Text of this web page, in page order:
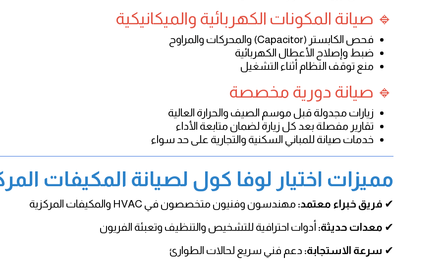
🔹 صيانة المكونات الكهربائية والميكانيكية
فحص الكابستر (Capacitor) والمحركات والمراوح
ضبط وإصلاح الأعطال الكهربائية
منع توقف النظام أثناء التشغيل
🔹 صيانة دورية مخصصة
زيارات مجدولة قبل موسم الصيف والحرارة العالية
تقارير مفصلة بعد كل زيارة لضمان متابعة الأداء
خدمات صيانة للمباني السكنية والتجارية على حد سواء
مميزات اختيار لوفا كول لصيانة المكيفات
✔ فريق خبراء معتمد: مهندسون وفنيون متخصصون في HVAC والمكيفات المركزية
✔ معدات حديثة: أدوات احترافية للتشخيص والتنظيف وتعبئة الفريون
✔ سرعة الاستجابة: دعم فني سريع لحالات الطوارئ